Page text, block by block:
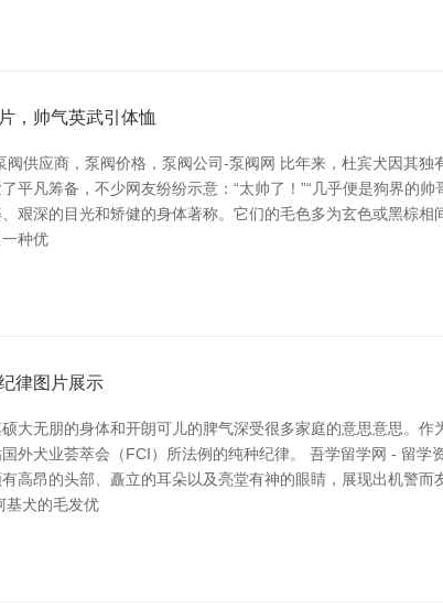
，帅气英武引体恤
阀供应商，泵阀价格，泵阀公司-泵阀网 比年来，杜宾犬因其
平凡筹备，不少网友纷纷示意：“太帅了！”“几乎便是狗界的
艰深的目光和矫健的身体著称。它们的毛色多为玄色或黑棕
种优
律图片展示
大无朋的身体和开朗可儿的脾气深受很多家庭的意思意思。
国外犬业荟萃会（FCI）所法例的纯种纪律。 吾学留学网 - 留
高昂的头部、矗立的耳朵以及亮堂有神的眼睛，展现出机警
基犬的毛发优